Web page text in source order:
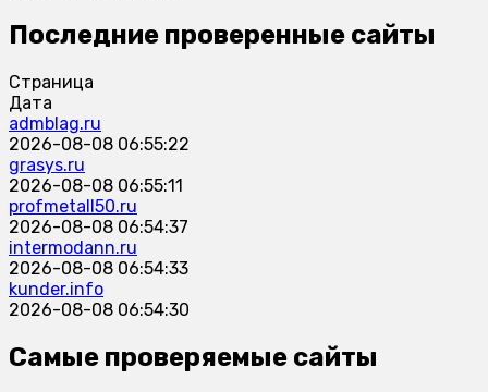
Последние проверенные сайты
Страница
Дата
admblag.ru
2026-08-08 06:55:22
grasys.ru
2026-08-08 06:55:11
profmetall50.ru
2026-08-08 06:54:37
intermodann.ru
2026-08-08 06:54:33
kunder.info
2026-08-08 06:54:30
Самые проверяемые сайты